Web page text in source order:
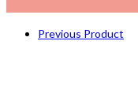
Previous Product